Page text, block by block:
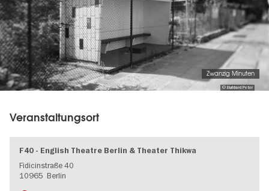
© Burkhard Peter
Zwanzig Minuten
Veranstaltungsort
F40 - English Theatre Berlin & Theater Thikwa
Fidicinstraße 40
10965 Berlin